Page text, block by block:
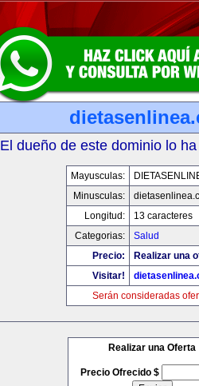
El dueño de este dominio lo
Mayusculas:
Minusculas:
Longitud:
13 caracteres
Categorias:
Salud
Precio:
Realizar una
Visitar!
Serán consideradas
Realizar una Oferta
Precio Ofrecido $